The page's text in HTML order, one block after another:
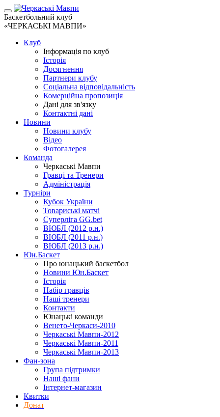
Баскетбольний клуб
«ЧЕРКАСЬКІ МАВПИ»
Клуб
Інформація по клуб
Історія
Досягнення
Партнери клубу
Соціальна відповідальність
Комерційна пропозиція
Дані для зв'язку
Контактні дані
Новини
Новини клубу
Відео
Фотогалерея
Команда
Черкаські Мавпи
Гравці та Тренери
Адміністрація
Турніри
Кубок України
Товариські матчі
Суперліга GG.bet
ВЮБЛ (2012 р.н.)
ВЮБЛ (2011 р.н.)
ВЮБЛ (2013 р.н.)
Юн.Баскет
Про юнацький баскетбол
Новини Юн.Баскет
Історія
Набір гравців
Наші тренери
Контакти
Юнацькі команди
Венето-Черкаси-2010
Черкаські Мавпи-2012
Черкаські Мавпи-2011
Черкаські Мавпи-2013
Фан-зона
Група підтримки
Наші фани
Інтернет-магазин
Квитки
Донат